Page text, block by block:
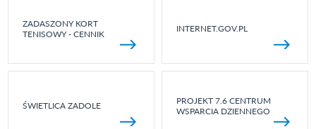
ZADASZONY KORT
TENISOWY - CENNIK
INTERNET.GOV.PL
ŚWIETLICA ZADOLE
PROJEKT 7.6 CENTRUM
WSPARCIA DZIENNEGO